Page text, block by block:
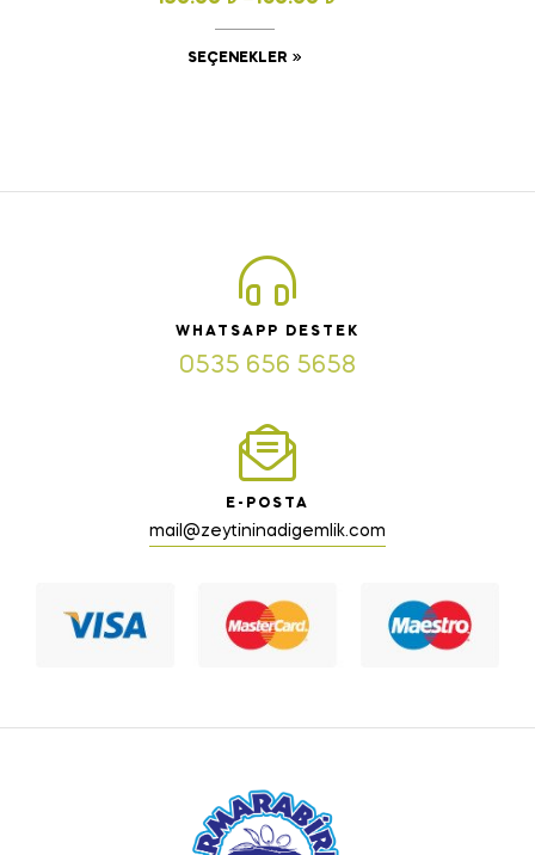
SEÇENEKLER
WHATSAPP DESTEK
0535 656 5658
E-POSTA
mail@zeytininadigemlik.com